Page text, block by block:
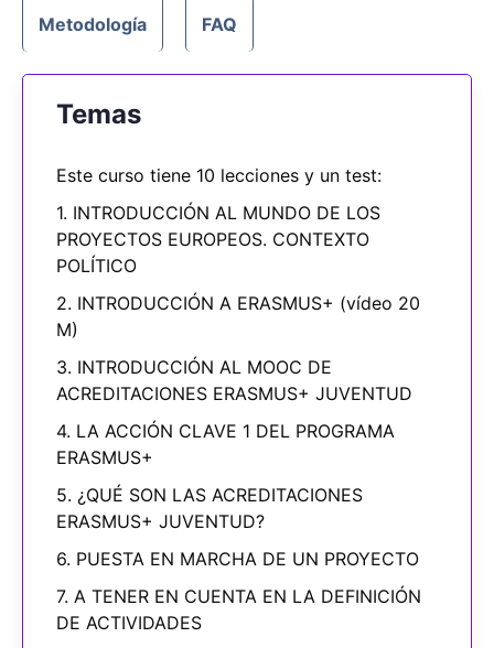
Metodología FAQ
Temas
Este curso tiene 10 lecciones y un test:
1. INTRODUCCIÓN AL MUNDO DE LOS
PROYECTOS EUROPEOS. CONTEXTO
POLÍTICO
2. INTRODUCCIÓN A ERASMUS+ (vídeo 20
M)
3. INTRODUCCIÓN AL MOOC DE
ACREDITACIONES ERASMUS+ JUVENTUD
4. LA ACCIÓN CLAVE 1 DEL PROGRAMA
ERASMUS+
5. ¿QUÉ SON LAS ACREDITACIONES
ERASMUS+ JUVENTUD?
6. PUESTA EN MARCHA DE UN PROYECTO
7. A TENER EN CUENTA EN LA DEFINICIÓN
DE ACTIVIDADES